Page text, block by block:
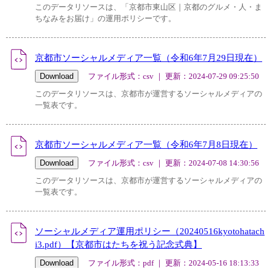
このデータリソースは、「京都市東山区｜京都のグルメ・人・ま
ちなみをお届け」の運用ポリシーです。
京都市ソーシャルメディア一覧（令和6年7月29日現在）
ファイル形式：csv ｜ 更新：2024-07-29 09:25:50
このデータリソースは、京都市が運営するソーシャルメディアの
一覧表です。
京都市ソーシャルメディア一覧（令和6年7月8日現在）
ファイル形式：csv ｜ 更新：2024-07-08 14:30:56
このデータリソースは、京都市が運営するソーシャルメディアの
一覧表です。
ソーシャルメディア運用ポリシー（20240516kyotohatach
i3.pdf）【京都市はたちを祝う記念式典】
ファイル形式：pdf ｜ 更新：2024-05-16 18:13:33